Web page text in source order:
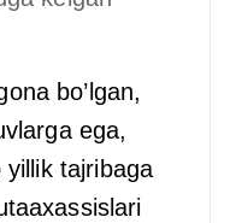
bo’lgan,
ega,
yillik tajribaga